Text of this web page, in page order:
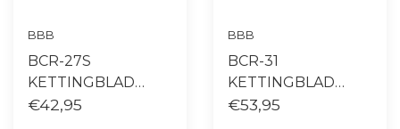
BBB
BCR-27S
KETTINGBLAD
39T/110MM
€42,95
BBB
BCR-31
KETTINGBLAD
39T/110MM
€53,95